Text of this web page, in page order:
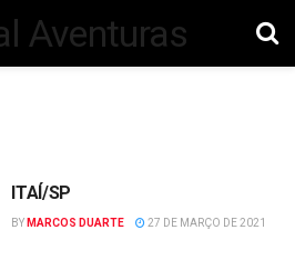
ITAÍ/SP
BY MARCOS DUARTE 27 DE MARÇO DE 2021